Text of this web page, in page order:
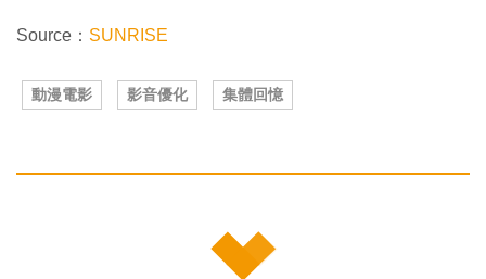
Source： SUNRISE
動漫電影 影音優化 集體回憶